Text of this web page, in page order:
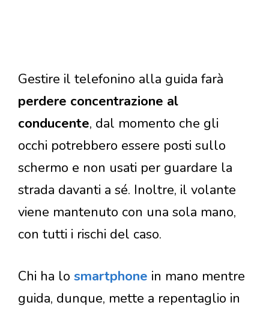
Gestire il telefonino alla guida farà
perdere concentrazione al
conducente, dal momento che gli
occhi potrebbero essere posti sullo
schermo e non usati per guardare la
strada davanti a sé. Inoltre, il volante
viene mantenuto con una sola mano,
con tutti i rischi del caso.
Chi ha lo smartphone in mano mentre
guida, dunque, mette a repentaglio in